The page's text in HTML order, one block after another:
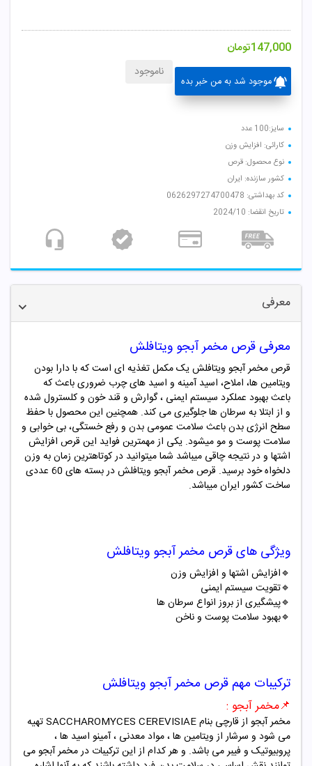
147,000تومان
موجود شد به من خبر بده
ناموجود
سایز:100 عدد
کارائی: افزایش وزن
نوع محصول: قرص
کشور سازنده: ایران
کد بهداشتی: 0626297274700478
تاریخ انقضا: 2024/10
معرفی
معرفی قرص مخمر آبجو ویتافلش
قرص مخمر آبجو ویتافلش یک مکمل تغذیه ای است که با دارا بودن
ویتامین ها، املاح، اسید آمینه و اسید های چرب ضروری باعث که
باعث بهبود عملکرد سیستم ایمنی ، گوارش و قند خون و کلسترول شده
و از ابتلا به سرطان ها جلوگیری می کند. همچنین این محصول با حفظ
سطح انرژی بدن باعث سلامت عمومی بدن و رفع خستگی، بی خوابی و
سلامت پوست و مو میشود. یکی از مهمترین فواید این قرص افزایش
اشتها و در نتیجه چاقی میباشد شما میتوانید در کوتاهترین زمان به وزن
دلخواه خود برسید. قرص مخمر آبجو ویتافلش در بسته های 60 عددی
ساخت کشور ایران میباشد.
ویژگی های قرص مخمر آبجو ویتافلش
🔹افزایش اشتها و افزایش وزن
🔹تقویت سیستم ایمنی
🔹پیشگیری از بروز انواع سرطان ها
🔹بهبود سلامت پوست و ناخن
ترکیبات مهم قرص مخمر آبجو ویتافلش
📌مخمر آبجو :
مخمر آبجو از قارچی بنامSACCHAROMYCES CEREVISIAEتهیه
می شود و سرشار از ویتامین ها ، مواد معدنی ، آمینو اسید ها ،
پروبیوتیک و فیبر می باشد. و هر کدام از این ترکیبات در مخمر آبجو می